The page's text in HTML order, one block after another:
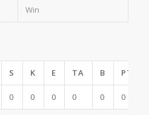
Win
S K E TA B PTS
0 0 0 0 0 0